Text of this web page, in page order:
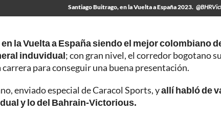
Santiago Buitrago, en la Vuelta a España 2023.
la Vuelta a España siendo el mejor colombiano
induvidual; con gran nivel, el corredor bogotano
para conseguir una buena presentación.
enviado especial de Caracol Sports, yallí habló de
y lo del Bahrain-Victorious.